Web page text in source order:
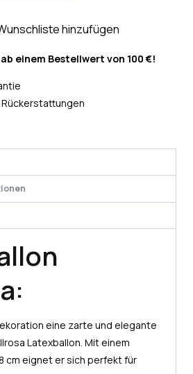
hinzufügen
einem Bestellwert von 100 €!
eine zarte und elegante
Latexballon. Mit einem
cm eignet er sich perfekt für